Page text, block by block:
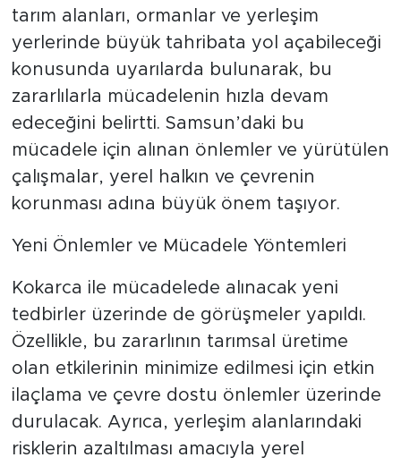
tarım alanları, ormanlar ve yerleşim
yerlerinde büyük tahribata yol açabileceği
konusunda uyarılarda bulunarak, bu
zararlılarla mücadelenin hızla devam
edeceğini belirtti. Samsun’daki bu
mücadele için alınan önlemler ve yürütülen
çalışmalar, yerel halkın ve çevrenin
korunması adına büyük önem taşıyor.
Yeni Önlemler ve Mücadele Yöntemleri
Kokarca ile mücadelede alınacak yeni
tedbirler üzerinde de görüşmeler yapıldı.
Özellikle, bu zararlının tarımsal üretime
olan etkilerinin minimize edilmesi için etkin
ilaçlama ve çevre dostu önlemler üzerinde
durulacak. Ayrıca, yerleşim alanlarındaki
risklerin azaltılması amacıyla yerel